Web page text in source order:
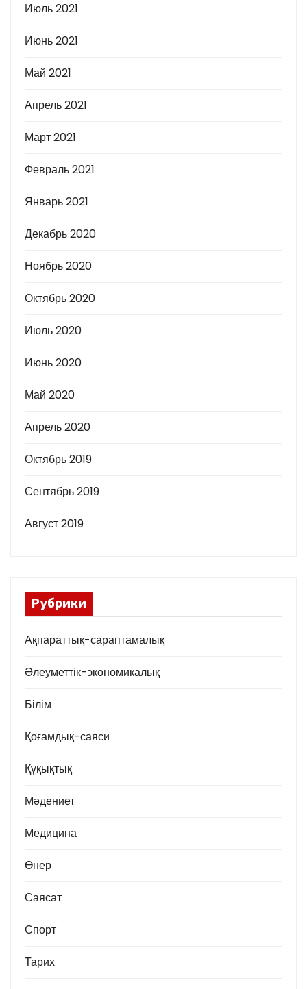
Июль 2021
Июнь 2021
Май 2021
Апрель 2021
Март 2021
Февраль 2021
Январь 2021
Декабрь 2020
Ноябрь 2020
Октябрь 2020
Июль 2020
Июнь 2020
Май 2020
Апрель 2020
Октябрь 2019
Сентябрь 2019
Август 2019
Рубрики
Ақпараттық-сараптамалық
Әлеуметтік-экономикалық
Білім
Қоғамдық-саяси
Құқықтық
Мәдениет
Медицина
Өнер
Саясат
Спорт
Тарих